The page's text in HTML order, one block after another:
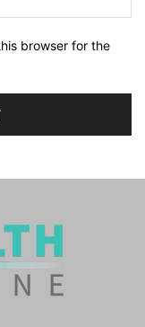
browser for the